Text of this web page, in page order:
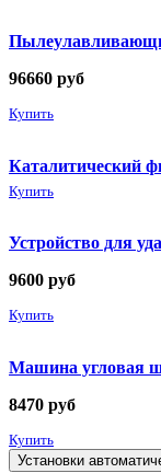
96660 руб
Купить
Каталитический
Купить
Устройство для
9600 руб
Купить
Машина угловая
8470 руб
Купить
Установки